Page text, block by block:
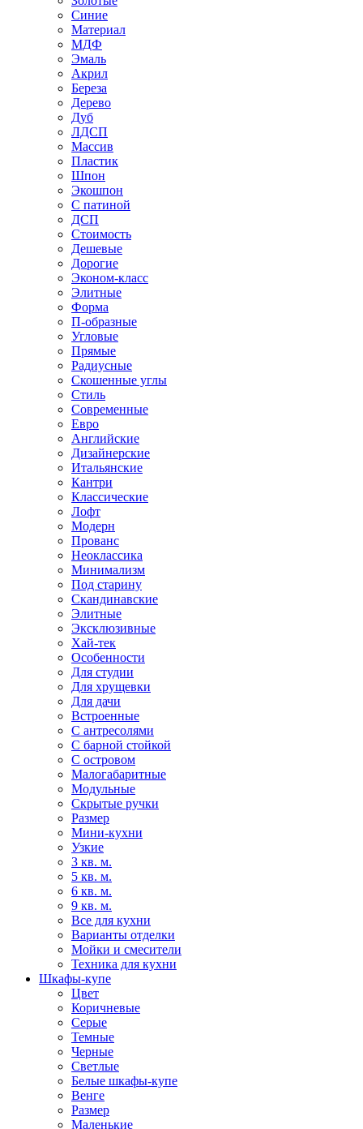
Синие
Материал
МДФ
Эмаль
Акрил
Береза
Дерево
Дуб
ЛДСП
Массив
Пластик
Шпон
Экошпон
С патиной
ДСП
Стоимость
Дешевые
Дорогие
Эконом-класс
Элитные
Форма
П-образные
Угловые
Прямые
Радиусные
Скошенные углы
Стиль
Современные
Евро
Английские
Дизайнерские
Итальянские
Кантри
Классические
Лофт
Модерн
Прованс
Неоклассика
Минимализм
Под старину
Скандинавские
Элитные
Эксклюзивные
Хай-тек
Особенности
Для студии
Для хрущевки
Для дачи
Встроенные
С антресолями
С барной стойкой
С островом
Малогабаритные
Модульные
Скрытые ручки
Размер
Мини-кухни
Узкие
3 кв. м.
5 кв. м.
6 кв. м.
9 кв. м.
Все для кухни
Варианты отделки
Мойки и смесители
Техника для кухни
Шкафы-купе
Цвет
Коричневые
Серые
Темные
Черные
Светлые
Белые шкафы-купе
Венге
Размер
Маленькие